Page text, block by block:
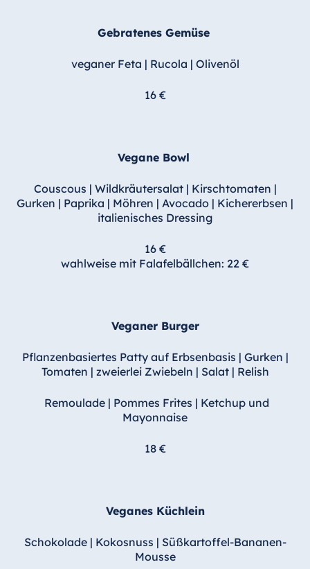
Gebratenes Gemüse
veganer Feta | Rucola | Olivenöl
16 €
Vegane Bowl
Couscous | Wildkräutersalat | Kirschtomaten |
Gurken | Paprika | Möhren | Avocado | Kichererbsen |
italienisches Dressing
16 €
wahlweise mit Falafelbällchen: 22 €
Veganer Burger
Pflanzenbasiertes Patty auf Erbsenbasis | Gurken |
Tomaten | zweierlei Zwiebeln | Salat | Relish
Remoulade | Pommes Frites | Ketchup und
Mayonnaise
18 €
Veganes Küchlein
Schokolade | Kokosnuss | Süßkartoffel-Bananen-
Mousse